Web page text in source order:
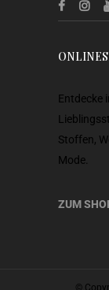
Entdecke
Stoffen,
Mode.
ZUM